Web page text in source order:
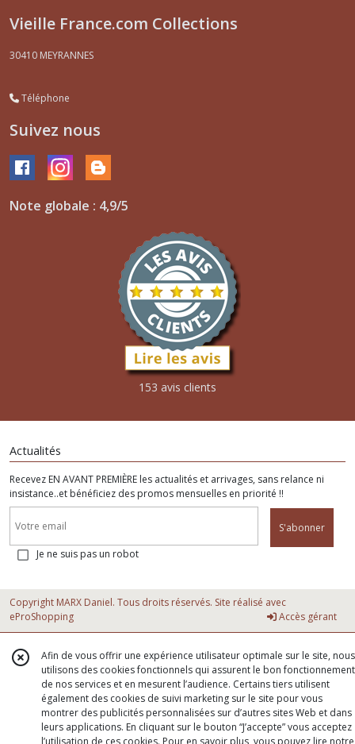
Vieille France.com Collections
30410 MEYRANNES
Téléphone
Suivez nous
Note globale : 4,9/5
153 avis clients
Actualités
Recevez EN AVANT PREMIÈRE les actualités et arrivages, sans relance ni
insistance..et bénéficiez des promos mensuelles en priorité !!
S'abonner
Je ne suis pas un robot
Copyright MARX Daniel. Tous droits réservés. Site réalisé avec
eProShopping
Accès gérant
Afin de vous offrir une expérience utilisateur optimale sur le site, nous
utilisons des cookies fonctionnels qui assurent le bon fonctionnement
de nos services et en mesurent l’audience. Certains tiers utilisent
également des cookies de suivi marketing sur le site pour vous
montrer des publicités personnalisées sur d’autres sites Web et dans
leurs applications. En cliquant sur le bouton “J’accepte” vous acceptez
l’utilisation de ces cookies. Pour en savoir plus, vous pouvez lire notre